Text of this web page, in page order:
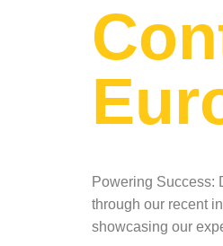
Powering Success:
through our recent
showcasing our